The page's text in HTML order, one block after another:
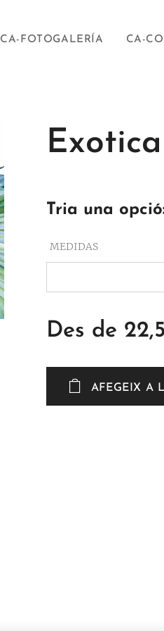
CA-FOTOGALERÍA CA-
Exotica
Tria una
MEDIDAS
Des de
AFEGEIX A